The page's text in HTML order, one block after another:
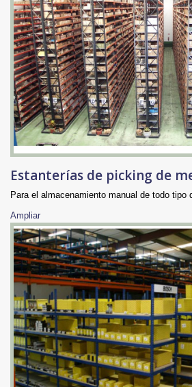
Estanterías de picking de
Para el almacenamiento manual de todo tipo
Ampliar